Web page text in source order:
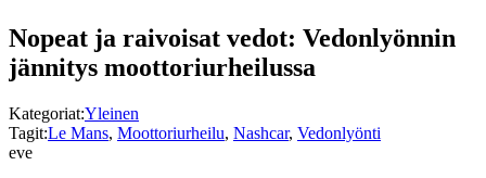
Nopeat ja raivoisat vedot: Vedonlyönnin
jännitys moottoriurheilussa
Kategoriat:Yleinen
Tagit:Le Mans, Moottoriurheilu, Nashcar, Vedonlyönti
eve